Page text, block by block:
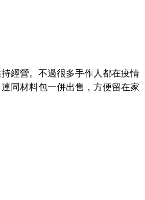
經營。不過很多手作人都在疫情
同材料包一併出售，方便留在家